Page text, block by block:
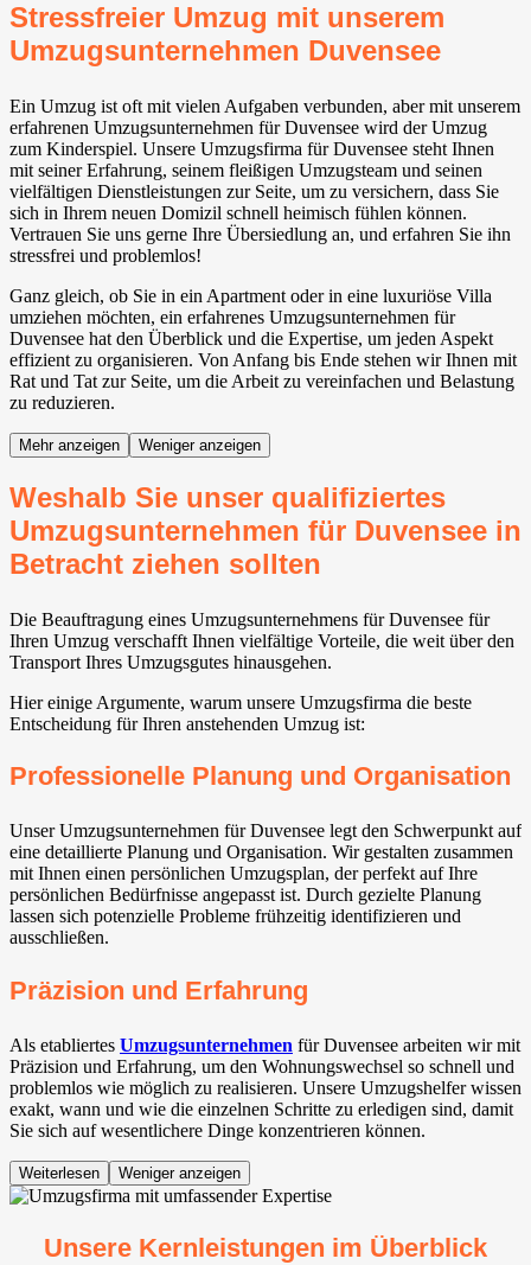
Stressfreier Umzug mit unserem
Umzugsunternehmen Duvensee
Ein Umzug ist oft mit vielen Aufgaben verbunden, aber mit unserem
erfahrenen Umzugsunternehmen für Duvensee wird der Umzug
zum Kinderspiel. Unsere Umzugsfirma für Duvensee steht Ihnen
mit seiner Erfahrung, seinem fleißigen Umzugsteam und seinen
vielfältigen Dienstleistungen zur Seite, um zu versichern, dass Sie
sich in Ihrem neuen Domizil schnell heimisch fühlen können.
Vertrauen Sie uns gerne Ihre Übersiedlung an, und erfahren Sie ihn
stressfrei und problemlos!
Ganz gleich, ob Sie in ein Apartment oder in eine luxuriöse Villa
umziehen möchten, ein erfahrenes Umzugsunternehmen für
Duvensee hat den Überblick und die Expertise, um jeden Aspekt
effizient zu organisieren. Von Anfang bis Ende stehen wir Ihnen mit
Rat und Tat zur Seite, um die Arbeit zu vereinfachen und Belastung
zu reduzieren.
Mehr anzeigen Weniger anzeigen
Weshalb Sie unser qualifiziertes
Umzugsunternehmen für Duvensee in
Betracht ziehen sollten
Die Beauftragung eines Umzugsunternehmens für Duvensee für
Ihren Umzug verschafft Ihnen vielfältige Vorteile, die weit über den
Transport Ihres Umzugsgutes hinausgehen.
Hier einige Argumente, warum unsere Umzugsfirma die beste
Entscheidung für Ihren anstehenden Umzug ist:
Professionelle Planung und Organisation
Unser Umzugsunternehmen für Duvensee legt den Schwerpunkt auf
eine detaillierte Planung und Organisation. Wir gestalten zusammen
mit Ihnen einen persönlichen Umzugsplan, der perfekt auf Ihre
persönlichen Bedürfnisse angepasst ist. Durch gezielte Planung
lassen sich potenzielle Probleme frühzeitig identifizieren und
ausschließen.
Präzision und Erfahrung
Als etabliertes Umzugsunternehmen für Duvensee arbeiten wir mit
Präzision und Erfahrung, um den Wohnungswechsel so schnell und
problemlos wie möglich zu realisieren. Unsere Umzugshelfer wissen
exakt, wann und wie die einzelnen Schritte zu erledigen sind, damit
Sie sich auf wesentlichere Dinge konzentrieren können.
Weiterlesen Weniger anzeigen
Unsere Kernleistungen im Überblick